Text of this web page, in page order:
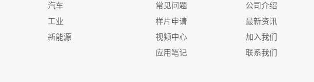
汽车
工业
新能源
常见问题
样片申请
视频中心
应用笔记
公司介绍
最新资讯
加入我们
联系我们